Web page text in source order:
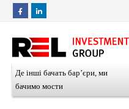
Де інші бачать бар’єри, ми
бачимо мости